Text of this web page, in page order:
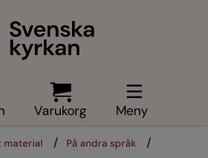
Varukorg Meny
material / På andra språk /